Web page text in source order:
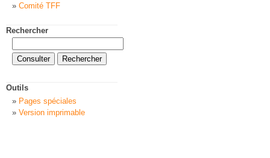
Comité TFF
Rechercher
Outils
Pages spéciales
Version imprimable